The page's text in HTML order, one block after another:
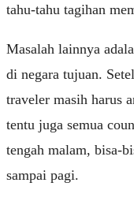
tahu-tahu tagihan
Masalah lainnya
di negara tujuan.
traveler masih harus
tentu juga semua
tengah malam, bisa-
sampai pagi.